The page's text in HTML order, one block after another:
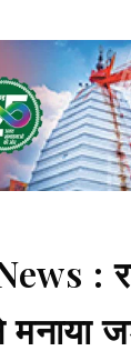
:
मनाया